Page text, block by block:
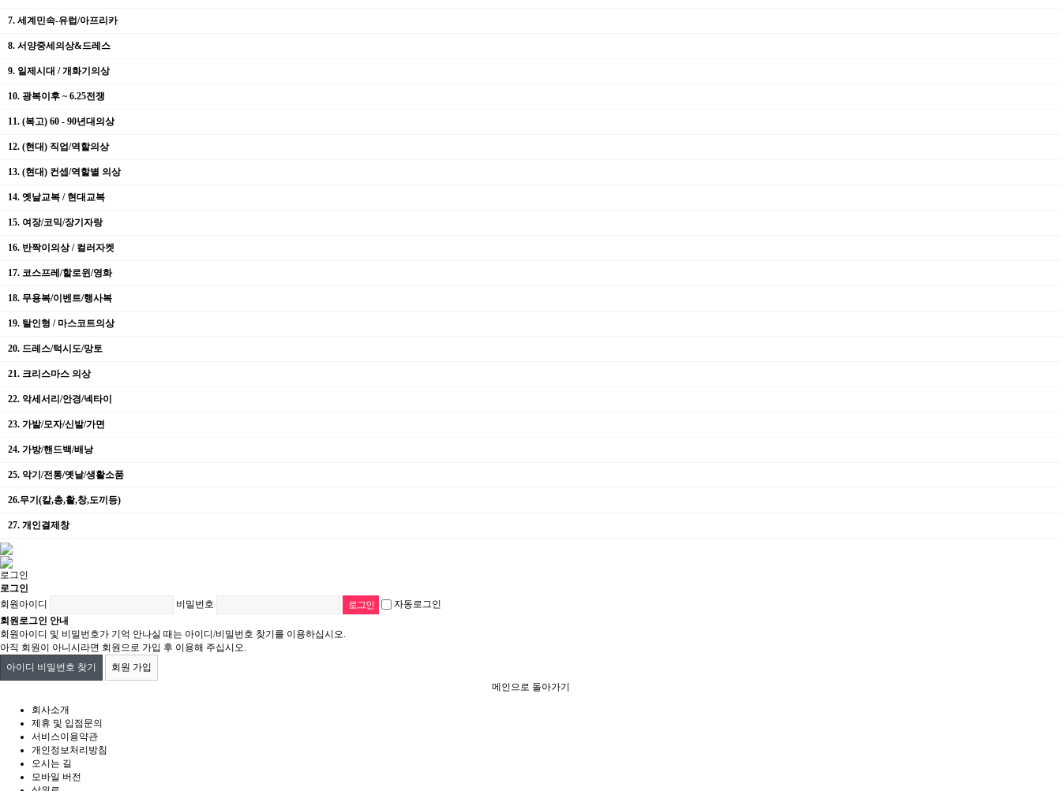
7. 세계민속-유럽/아프리카
8. 서양중세의상&드레스
9. 일제시대 / 개화기의상
10. 광복이후 ~ 6.25전쟁
11. (복고) 60 - 90년대의상
12. (현대) 직업/역할의상
13. (현대) 컨셉/역할별 의상
14. 옛날교복 / 현대교복
15. 여장/코믹/장기자랑
16. 반짝이의상 / 컬러자켓
17. 코스프레/할로윈/영화
18. 무용복/이벤트/행사복
19. 탈인형 / 마스코트의상
20. 드레스/턱시도/망토
21. 크리스마스 의상
22. 악세서리/안경/넥타이
23. 가발/모자/신발/가면
24. 가방/핸드백/배낭
25. 악기/전통/옛날/생활소품
26.무기(칼,총,활,창,도끼등)
27. 개인결제창
로그인
로그인
회원아이디
비밀번호
자동로그인
회원로그인 안내
회원아이디 및 비밀번호가 기억 안나실 때는 아이디/비밀번호 찾기를 이용하십시오.
아직 회원이 아니시라면 회원으로 가입 후 이용해 주십시오.
아이디 비밀번호 찾기
회원 가입
메인으로 돌아가기
회사소개
제휴 및 입점문의
서비스이용약관
개인정보처리방침
오시는 길
모바일 버전